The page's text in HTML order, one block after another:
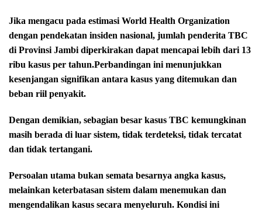
Jika mengacu pada estimasi World Health Organization
dengan pendekatan insiden nasional, jumlah penderita TBC
di Provinsi Jambi diperkirakan dapat mencapai lebih dari 13
ribu kasus per tahun.Perbandingan ini menunjukkan
kesenjangan signifikan antara kasus yang ditemukan dan
beban riil penyakit.
Dengan demikian, sebagian besar kasus TBC kemungkinan
masih berada di luar sistem, tidak terdeteksi, tidak tercatat
dan tidak tertangani.
Persoalan utama bukan semata besarnya angka kasus,
melainkan keterbatasan sistem dalam menemukan dan
mengendalikan kasus secara menyeluruh. Kondisi ini